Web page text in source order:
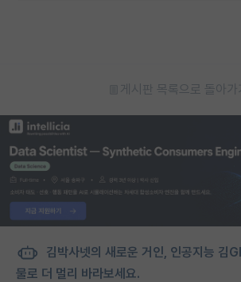
게시판 목록으로 돌아가
김박사넷의 새로운 거인, 인공지능 김
물로 더 멀리 바라보세요.